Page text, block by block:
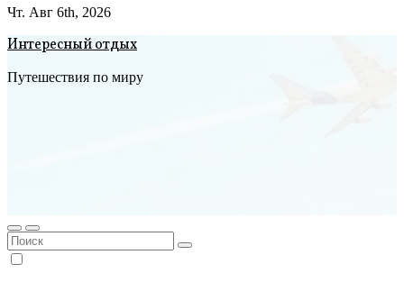
Чт. Авг 6th, 2026
Интересный отдых
Путешествия по миру